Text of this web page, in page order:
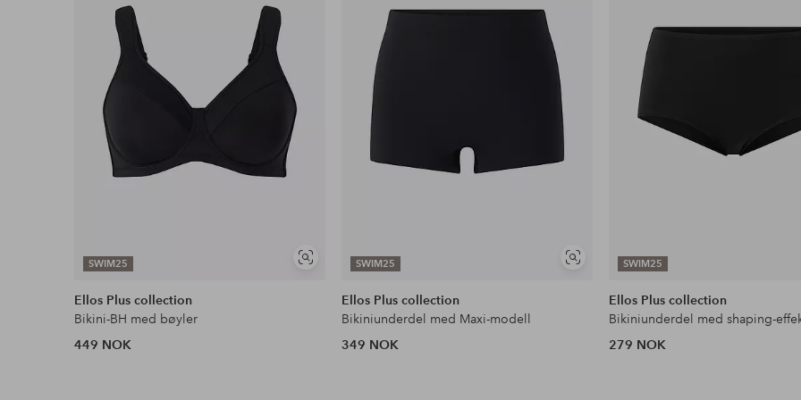
Faktura & Konto
Våre mest fordelaktige betalingsmåter
Les mer
SWIM25
Vis
Ellos Plus collection
Bikini-BH med bøyler
449 NOK
SWIM25
Vis
Ellos Plus collection
Bikiniunderdel med Maxi-modell
349 NOK
SWIM25
Ellos Plus collection
Bikiniunderdel med shaping-
279 NOK